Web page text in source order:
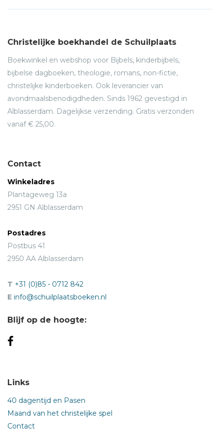
Christelijke boekhandel de Schuilplaats
Boekwinkel en webshop voor Bijbels, kinderbijbels,
bijbelse dagboeken, theologie, romans, non-fictie,
christelijke kinderboeken. Ook leverancier van
avondmaalsbenodigdheden. Sinds 1962 gevestigd in
Alblasserdam. Dagelijkse verzending. Gratis verzonden
vanaf € 25,00.
Contact
Winkeladres
Plantageweg 13a
2951 GN Alblasserdam
Postadres
Postbus 41
2950 AA Alblasserdam
T +31 (0)85 - 0712 842
E info@schuilplaatsboeken.nl
Blijf op de hoogte:
Links
40 dagentijd en Pasen
Maand van het christelijke spel
Contact